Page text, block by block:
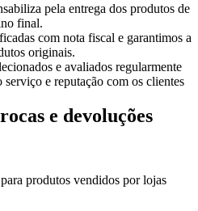
pela entrega dos produtos de
final.
com nota fiscal e garantimos a
originais.
e avaliados regularmente
e reputação com os clientes
e devoluções
produtos vendidos por lojas